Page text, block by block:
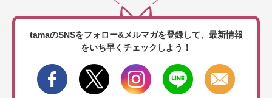
tamaのSNSをフォロー&メルマガを登録して、 最新情報
をいち早くチェックしよう！